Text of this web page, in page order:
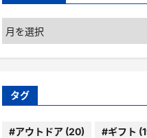
ア
ー
カ
ブ
タグ
#アウトドア(20) #ギフト